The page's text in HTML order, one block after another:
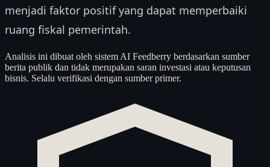
menjadi faktor positif yang dapat memperbaiki
ruang fiskal pemerintah.
Analisis ini dibuat oleh sistem AI Feedberry berdasarkan sumber
berita publik dan tidak merupakan saran investasi atau keputusan
bisnis. Selalu verifikasi dengan sumber primer.